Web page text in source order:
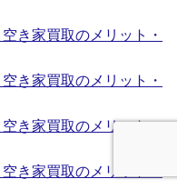
き家買取のメリット・
き家買取のメリット・
き家買取のメリット・
き家買取のメリット・